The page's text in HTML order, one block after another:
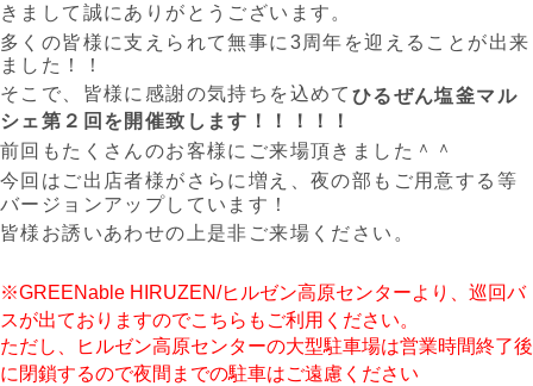
きまして誠にありがとうございます。
多くの皆様に支えられて無事に3周年を迎えることが出来
ました！！
そこで、皆様に感謝の気持ちを込めて ひるぜん塩釜マル
シェ第２回を開催致します！！！！！
前回もたくさんのお客様にご来場頂きました＾＾
今回はご出店者様がさらに増え、夜の部もご用意する等
バージョンアップしています！
皆様お誘いあわせの上是非ご来場ください。
※GREENable HIRUZEN/ヒルゼン高原センターより、巡回バ
スが出ておりますのでこちらもご利用ください。
ただし、ヒルゼン高原センターの大型駐車場は営業時間終了後
に閉鎖するので夜間までの駐車はご遠慮ください